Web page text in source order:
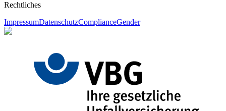
Rechtliches
ImpressumDatenschutzComplianceGender